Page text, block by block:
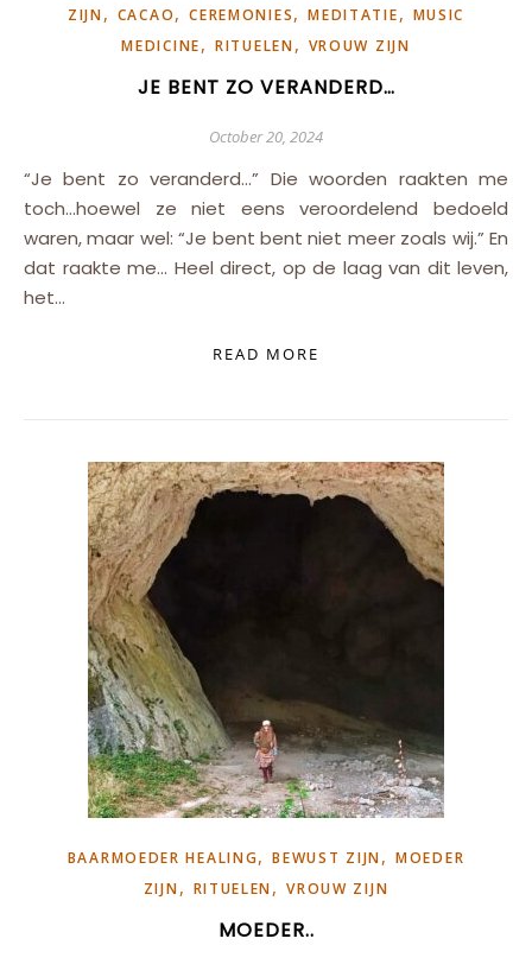
ZIJN, CACAO,CEREMONIES,MEDITATIE, MUSIC
MEDICINE, RITUELEN, VROUW ZIJN
JE BENT ZO VERANDERD…
October 20, 2024
“Je bent zo veranderd…” Die woorden raakten me
toch…hoewel ze niet eens veroordelend bedoeld
waren, maar wel: “Je bent bent niet meer zoals wij.” En
dat raakte me… Heel direct, op de laag van dit leven,
het…
READ MORE
BAARMOEDER HEALING,BEWUST ZIJN,MOEDER
ZIJN, RITUELEN,VROUW ZIJN
MOEDER..